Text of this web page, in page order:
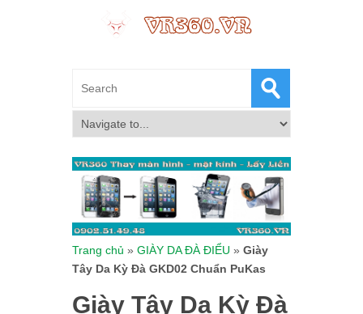
Trang chủ » GIÀY DA ĐÀ ĐIỂU » Giày
Tây Da Kỳ Đà GKD02 Chuẩn PuKas
Giày Tây Da Kỳ Đà